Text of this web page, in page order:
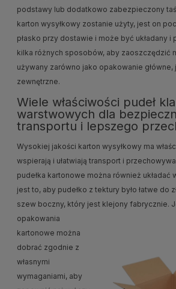
podstawy lub dodatkowo zabezpieczony
karton wysyłkowy zostanie użyty, jest on
płasko przy dostawie i może być układany i
kilka różnych sposobów, aby zaoszczędzić
używany zarówno jako opakowanie główne,
zewnętrzne.
Wiele właściwości pudeł
warstwowych dla
transportu i lepszego
Wysokiej jakości karton wysyłkowy ma
wspierają i ułatwiają transport i
pudełka kartonowe można również układać
jest to, aby pudełko z tektury było łatwe do
szew boczny, który jest klejony fabrycznie.
opakowania
kartonowe można
dobrać zgodnie z
własnymi
wymaganiami, aby